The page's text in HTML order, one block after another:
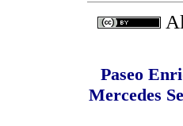
Paseo
Mercedes